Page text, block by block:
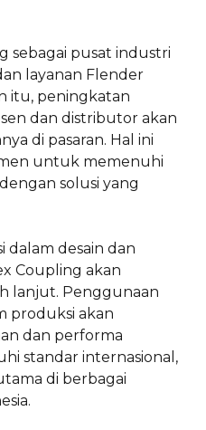
sebagai pusat industri
layanan Flender
itu, peningkatan
dan distributor akan
di pasaran. Hal ini
untuk memenuhi
solusi yang
dalam desain dan
Coupling akan
lanjut. Penggunaan
produksi akan
dan performa
standar internasional,
di berbagai